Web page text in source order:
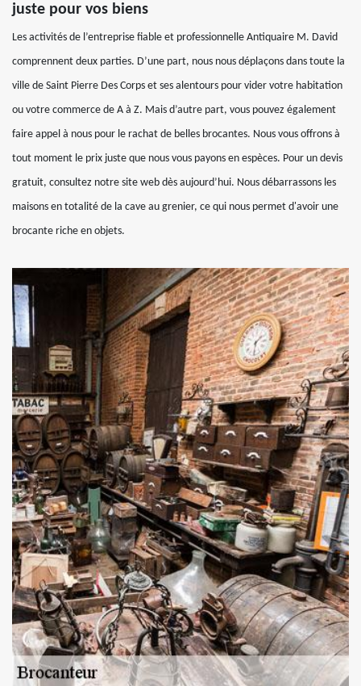
juste pour vos biens
Les activités de l’entreprise fiable et professionnelle Antiquaire M. David
comprennent deux parties. D’une part, nous nous déplaçons dans toute la
ville de Saint Pierre Des Corps et ses alentours pour vider votre habitation
ou votre commerce de A à Z. Mais d’autre part, vous pouvez également
faire appel à nous pour le rachat de belles brocantes. Nous vous offrons à
tout moment le prix juste que nous vous payons en espèces. Pour un devis
gratuit, consultez notre site web dès aujourd’hui. Nous débarrassons les
maisons en totalité de la cave au grenier, ce qui nous permet d'avoir une
brocante riche en objets.